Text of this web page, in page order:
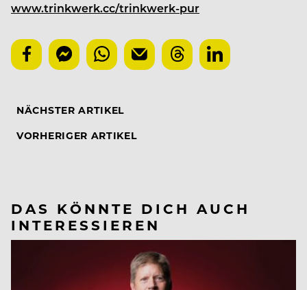
www.trinkwerk.cc/trinkwerk-pur
NÄCHSTER ARTIKEL
VORHERIGER ARTIKEL
DAS KÖNNTE DICH AUCH
INTERESSIEREN